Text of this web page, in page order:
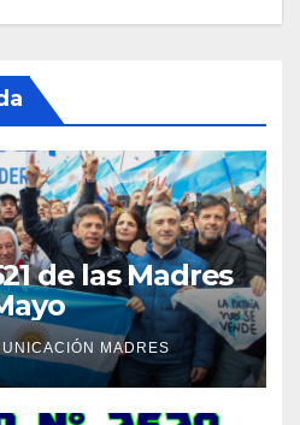
de las Madres
MADRES